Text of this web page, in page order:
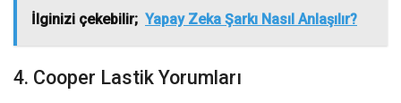
İlginizi çekebilir; Yapay Zeka Şarkı Nasıl Anlaşılır?
4. Cooper Lastik Yorumları